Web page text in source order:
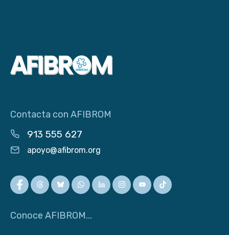
Contacta con AFIBROM
913 555 627
apoyo@afibrom.org
Conoce AFIBROM...